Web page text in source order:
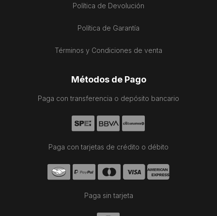
Política de Devolución
Política de Garantía
Términos y Condiciones de venta
Métodos de Pago
Paga con transferencia o depósito bancario
Paga con tarjetas de crédito o débito
Paga sin tarjeta